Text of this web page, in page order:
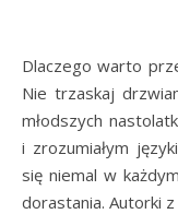
Dlaczego warto przeczytać książkę Nie trzaskaj drzwiami?
Nie trzaskaj
młodszych
i zrozumiałym
się niemal w
dorastania. Autorki